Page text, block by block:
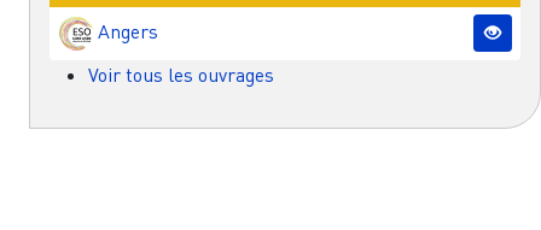
Angers
Voir tous les ouvrages